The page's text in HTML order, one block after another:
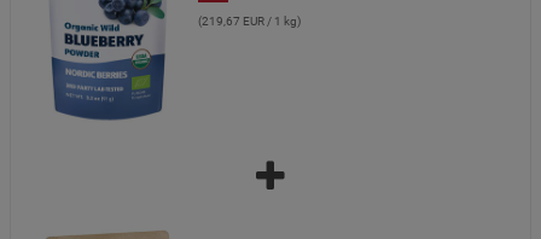
(219,67 EUR / 1 kg)